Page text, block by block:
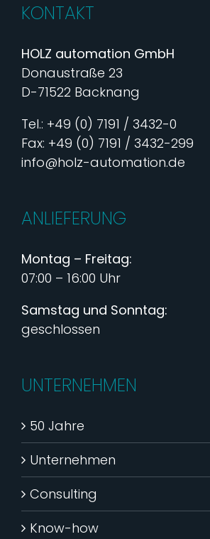
KONTAKT
HOLZ automation GmbH
Donaustraße 23
D-71522 Backnang
Tel.: +49 (0) 7191 / 3432-0
Fax: +49 (0) 7191 / 3432-299
info@holz-automation.de
ANLIEFERUNG
Montag – Freitag:
07:00 – 16:00 Uhr
Samstag und Sonntag:
geschlossen
UNTERNEHMEN
50 Jahre
Unternehmen
Consulting
Know-how